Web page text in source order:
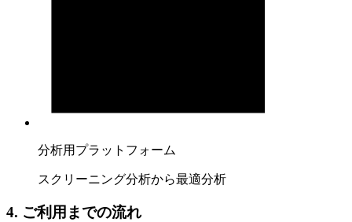
分析用プラットフォーム
スクリーニング分析から最適分析
4. ご利用までの流れ